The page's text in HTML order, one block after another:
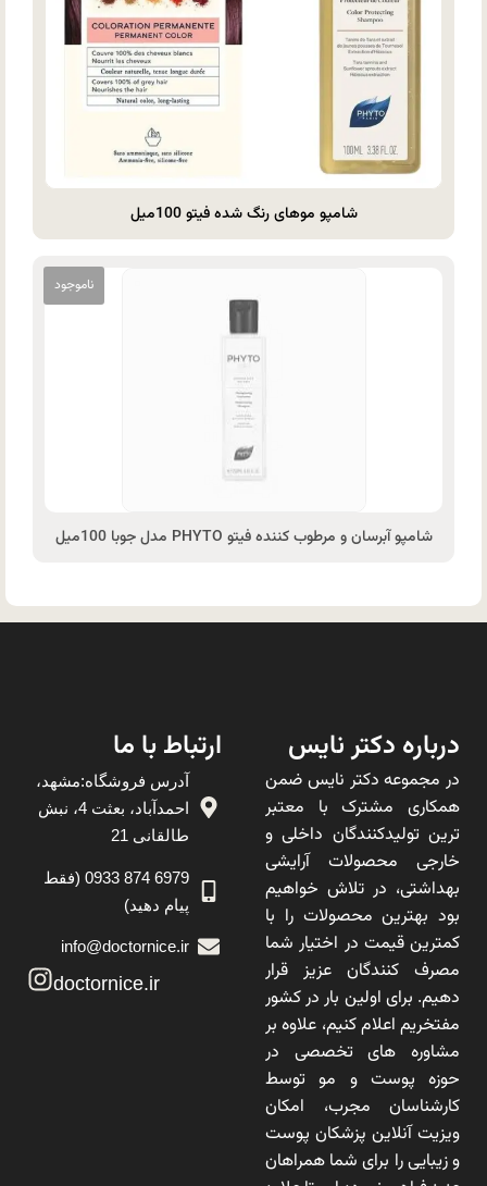
شامپو موهای رنگ شده فیتو 100میل
شامپو آبرسان و مرطوب کننده فیتو PHYTO مدل جوبا 100میل
درباره دکتر نایس
در مجموعه دکتر نایس ضمن
همکاری مشترک با معتبر
ترین تولیدکنندگان داخلی و
خارجی محصولات آرایشی
بهداشتی، در تلاش خواهیم
بود بهترین محصولات را با
کمترین قیمت در اختیار شما
مصرف کنندگان عزیز قرار
دهیم. برای اولین بار در کشور
مفتخریم اعلام کنیم، علاوه بر
مشاوره های تخصصی در
حوزه پوست و مو توسط
کارشناسان مجرب، امکان
ویزیت آنلاین پزشکان پوست
و زیبایی را برای شما همراهان
ارتباط با ما
آدرس فروشگاه:مشهد،
احمدآباد، بعثت 4، نبش
طالقانی 21
6979 874 0933 (فقط
پیام دهید)
info@doctornice.ir
doctornice.ir